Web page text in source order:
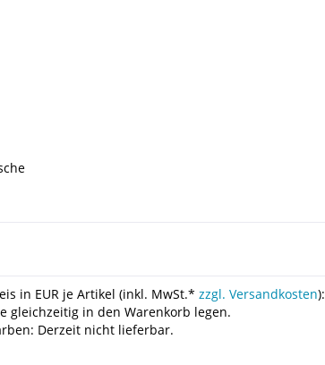
in EUR je Artikel (inkl. MwSt.* zzgl. Versandkosten):
gleichzeitig in den Warenkorb legen.
Derzeit nicht lieferbar.